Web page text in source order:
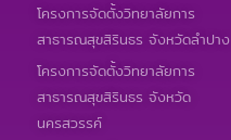
โครงการจัดตั้งวิทยาลัยการ
สาธารณสุขสิรินธร จังหวัดลำปาง
โครงการจัดตั้งวิทยาลัยการ
สาธารณสุขสิรินธร จังหวัด
นครสวรรค์